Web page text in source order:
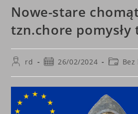
Nowe-stare
tzn.chore
Postrd
Post26/02/2024
Post